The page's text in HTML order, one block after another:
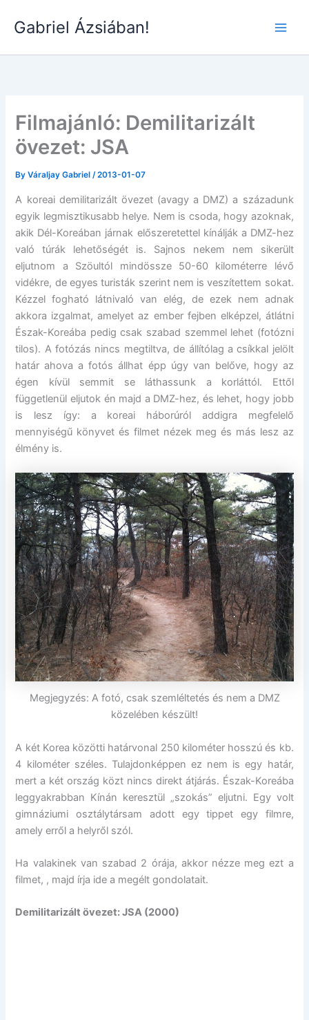
Gabriel Ázsiában!
Filmajánló: Demilitarizált
övezet: JSA
ByVáraljay Gabriel/2013-01-07
A koreai demilitarizált övezet (avagy a DMZ) a századunk
egyik legmisztikusabb helye. Nem is csoda, hogy azoknak,
akik Dél-Koreában járnak előszeretettel kínálják a DMZ-hez
való túrák lehetőségét is. Sajnos nekem nem sikerült
eljutnom a Szöultól mindössze 50-60 kilométerre lévő
vidékre, de egyes turisták szerint nem is veszítettem sokat.
Kézzel fogható látnivaló van elég, de ezek nem adnak
akkora izgalmat, amelyet az ember fejben elképzel, átlátni
Észak-Koreába pedig csak szabad szemmel lehet (fotózni
tilos). A fotózás nincs megtiltva, de állítólag a csíkkal jelölt
határ ahova a fotós állhat épp úgy van belőve, hogy az
égen kívül semmit se láthassunk a korláttól. Ettől
függetlenül eljutok én majd a DMZ-hez, és lehet, hogy jobb
is lesz így: a koreai háborúról addigra megfelelő
mennyiségű könyvet és filmet nézek meg és más lesz az
élmény is.
Megjegyzés: A fotó, csak szemléltetés és nem a DMZ
közelében készült!
A két Korea közötti határvonal 250 kilométer hosszú és kb.
4 kilométer széles. Tulajdonképpen ez nem is egy határ,
mert a két ország közt nincs direkt átjárás. Észak-Koreába
leggyakrabban Kínán keresztül „szokás” eljutni. Egy volt
gimnáziumi osztálytársam adott egy tippet egy filmre,
amely erről a helyről szól.
Ha valakinek van szabad 2 órája, akkor nézze meg ezt a
filmet, , majd írja ide a megélt gondolatait.
Demilitarizált övezet: JSA (2000)